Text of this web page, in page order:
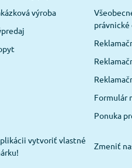
výroba
vytvoriť vlastné
právnické
Formulár
Ponuka
Zmeniť